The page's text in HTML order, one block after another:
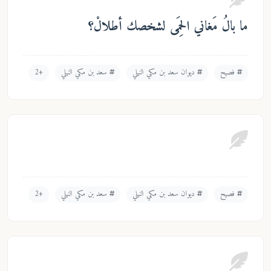
الحِمَى لشخصك أطلالْ؟
ديوان سعد بن مكي النيلي سعد بن مكي النيلي +2
ديوان سعد بن مكي النيلي سعد بن مكي النيلي +2